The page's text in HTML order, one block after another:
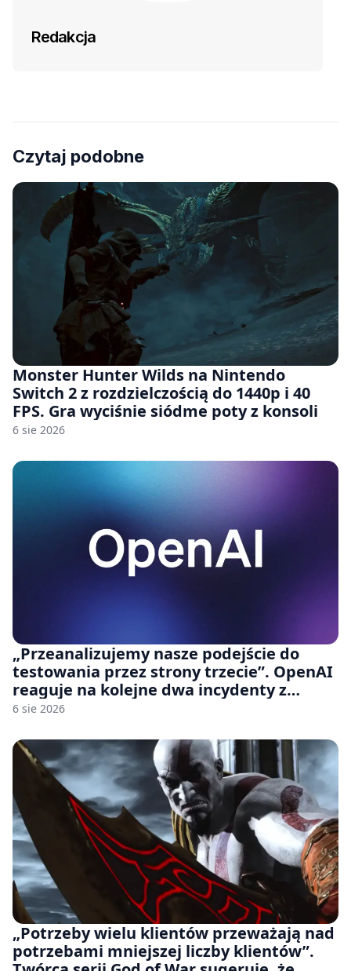
Redakcja
Czytaj podobne
Monster Hunter Wilds na Nintendo
Switch 2 z rozdzielczością do 1440p i 40
FPS. Gra wyciśnie siódme poty z konsoli
6 sie 2026
„Przeanalizujemy nasze podejście do
testowania przez strony trzecie”. OpenAI
reaguje na kolejne dwa incydenty z
udziałem autorskich modeli
6 sie 2026
„Potrzeby wielu klientów przeważają nad
potrzebami mniejszej liczby klientów”.